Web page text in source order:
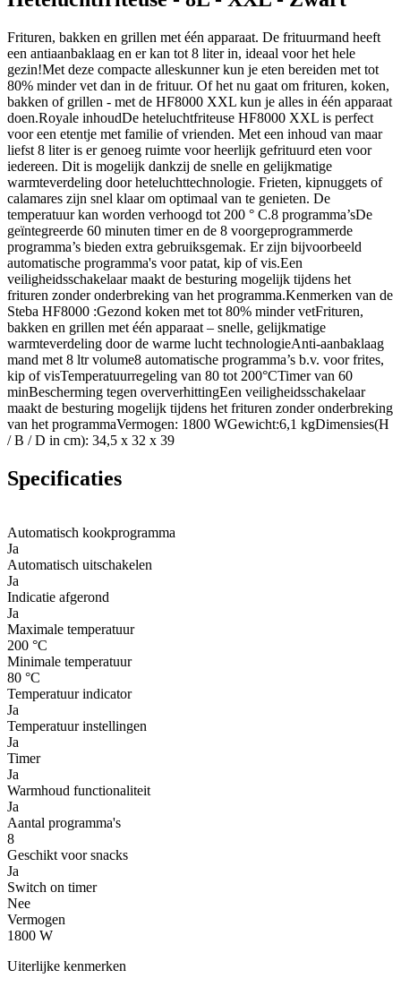
Frituren, bakken en grillen met één apparaat. De frituurmand heeft
een antiaanbaklaag en er kan tot 8 liter in, ideaal voor het hele
gezin!Met deze compacte alleskunner kun je eten bereiden met tot
80% minder vet dan in de frituur. Of het nu gaat om frituren, koken,
bakken of grillen - met de HF8000 XXL kun je alles in één apparaat
doen.Royale inhoudDe heteluchtfriteuse HF8000 XXL is perfect
voor een etentje met familie of vrienden. Met een inhoud van maar
liefst 8 liter is er genoeg ruimte voor heerlijk gefrituurd eten voor
iedereen. Dit is mogelijk dankzij de snelle en gelijkmatige
warmteverdeling door heteluchttechnologie. Frieten, kipnuggets of
calamares zijn snel klaar om optimaal van te genieten. De
temperatuur kan worden verhoogd tot 200 ° C.8 programma’sDe
geïntegreerde 60 minuten timer en de 8 voorgeprogrammerde
programma’s bieden extra gebruiksgemak. Er zijn bijvoorbeeld
automatische programma's voor patat, kip of vis.Een
veiligheidsschakelaar maakt de besturing mogelijk tijdens het
frituren zonder onderbreking van het programma.Kenmerken van de
Steba HF8000 :Gezond koken met tot 80% minder vetFrituren,
bakken en grillen met één apparaat – snelle, gelijkmatige
warmteverdeling door de warme lucht technologieAnti-aanbaklaag
mand met 8 ltr volume8 automatische programma’s b.v. voor frites,
kip of visTemperatuurregeling van 80 tot 200°CTimer van 60
minBescherming tegen oververhittingEen veiligheidsschakelaar
maakt de besturing mogelijk tijdens het frituren zonder onderbreking
van het programmaVermogen: 1800 WGewicht:6,1 kgDimensies(H
/ B / D in cm): 34,5 x 32 x 39
Specificaties
Automatisch kookprogramma
Ja
Automatisch uitschakelen
Ja
Indicatie afgerond
Ja
Maximale temperatuur
200 °C
Minimale temperatuur
80 °C
Temperatuur indicator
Ja
Temperatuur instellingen
Ja
Timer
Ja
Warmhoud functionaliteit
Ja
Aantal programma's
8
Geschikt voor snacks
Ja
Switch on timer
Nee
Vermogen
1800 W
Uiterlijke kenmerken